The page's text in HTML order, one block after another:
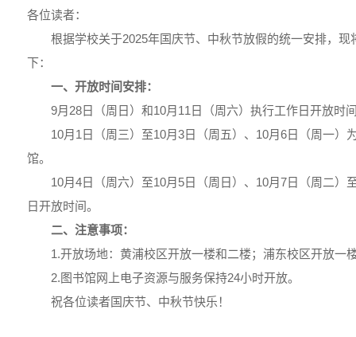
各位读者：
根据学校关于2025年国庆节、中秋节放假的统一安排，
下：
一、开放时间安排：
9月28日（周日）和10月11日（周六）执行工作日开放时
10月1日（周三）至10月3日（周五）、10月6日（周一）
馆。
10月4日（周六）至10月5日（周日）、10月7日（周二）
日开放时间。
二、注意事项：
1.开放场地：黄浦校区开放一楼和二楼；浦东校区开放一
2.图书馆网上电子资源与服务保持24小时开放。
祝各位读者国庆节、中秋节快乐！